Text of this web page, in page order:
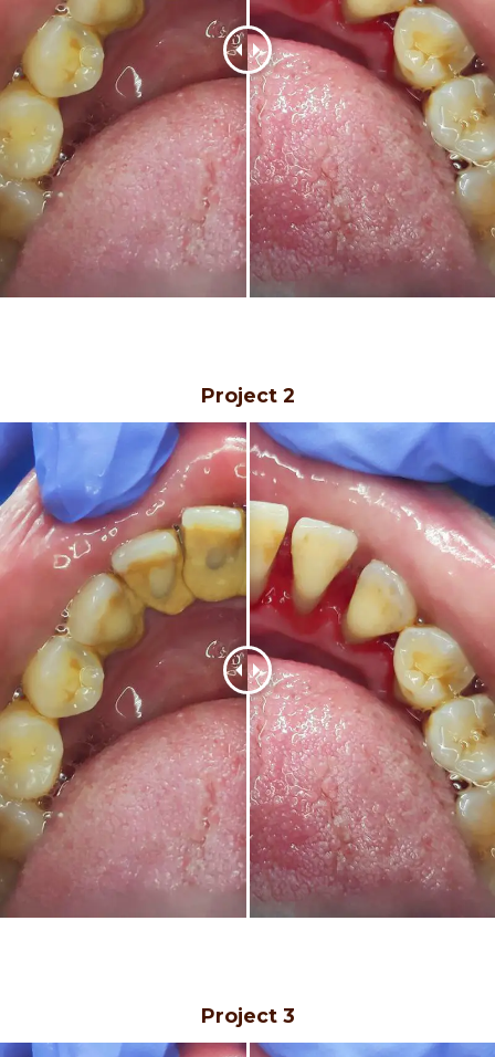
Project 2
Project 3